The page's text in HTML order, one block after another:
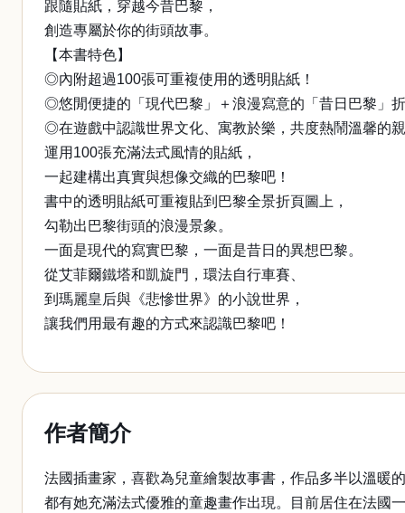
跟隨貼紙，穿越今昔巴黎，
創造專屬於你的街頭故事。
【本書特色】
◎內附超過100張可重複使用的透明貼紙！
◎悠閒便捷的「現代巴黎」＋浪漫寫意的「昔日巴黎」
◎在遊戲中認識世界文化、寓教於樂，共度熱鬧溫馨的
運用100張充滿法式風情的貼紙，
一起建構出真實與想像交織的巴黎吧！
書中的透明貼紙可重複貼到巴黎全景折頁圖上，
勾勒出巴黎街頭的浪漫景象。
一面是現代的寫實巴黎，一面是昔日的異想巴黎。
從艾菲爾鐵塔和凱旋門，環法自行車賽、
到瑪麗皇后與《悲慘世界》的小說世界，
讓我們用最有趣的方式來認識巴黎吧！
作者簡介
法國插畫家，喜歡為兒童繪製故事書，作品多半以溫暖
都有她充滿法式優雅的童趣畫作出現。目前居住在法國